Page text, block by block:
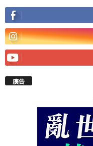
廣告